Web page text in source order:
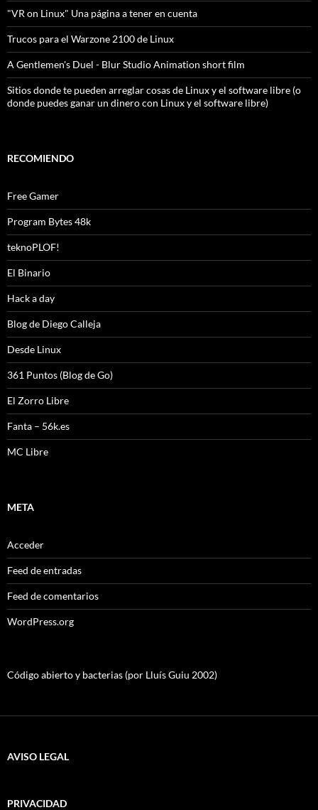
"VR on Linux" Una página a tener en cuenta
Trucos para el Warzone 2100 de Linux
A Gentlemen's Duel - Blur Studio Animation short film
Sitios donde te pueden arreglar cosas de Linux y el software libre (o
donde puedes ganar un dinero con Linux y el software libre)
RECOMIENDO
Free Gamer
Program Bytes 48k
teknoPLOF!
El Binario
Hack a day
Blog de Diego Calleja
Desde Linux
361 Puntos (Blog de Go)
El Zorro Libre
Fanta – 56k.es
MC Libre
META
Acceder
Feed de entradas
Feed de comentarios
WordPress.org
Código abierto y bacterias (por Lluís Guiu 2002)
AVISO LEGAL
PRIVACIDAD